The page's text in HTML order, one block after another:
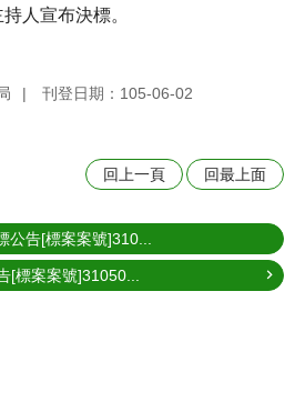
人宣布決標。
刊登日期：105-06-02
回上一頁 回最上面
公告[標案案號]310...
[標案案號]31050...